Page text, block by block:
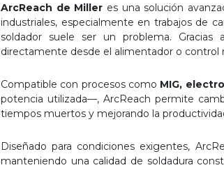
ArcReach de Miller es una solución
industriales, especialmente en trabajos de
soldador suele ser un problema. Gracias
directamente desde el alimentador o control
Compatible con procesos como MIG,
potencia utilizada—, ArcReach permite
tiempos muertos y mejorando la
Diseñado para condiciones exigentes,
manteniendo una calidad de soldadura